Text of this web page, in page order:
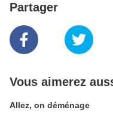
Partager
Vous aimerez
Allez, on déménage